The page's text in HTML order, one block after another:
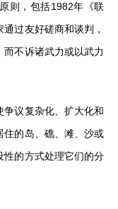
，包括1982年《联
过友好磋商和谈判，
而不诉诸武力或以武力
议复杂化、扩大化和
住的岛、礁、滩、沙或
性的方式处理它们的分